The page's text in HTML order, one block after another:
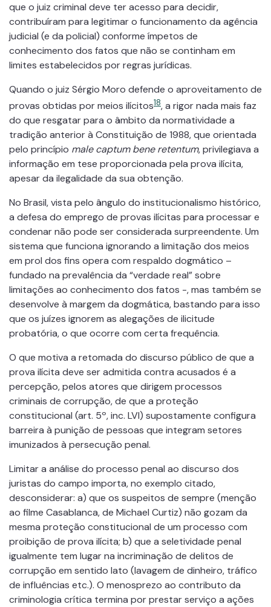
que o juiz criminal deve ter acesso para decidir,
contribuíram para legitimar o funcionamento da agência
judicial (e da policial) conforme ímpetos de
conhecimento dos fatos que não se continham em
limites estabelecidos por regras jurídicas.
Quando o juiz Sérgio Moro defende o aproveitamento de
provas obtidas por meios ilícitos18, a rigor nada mais faz
do que resgatar para o âmbito da normatividade a
tradição anterior à Constituição de 1988, que orientada
pelo princípio male captum bene retentum, privilegiava a
informação em tese proporcionada pela prova ilícita,
apesar da ilegalidade da sua obtenção.
No Brasil, vista pelo ângulo do institucionalismo histórico,
a defesa do emprego de provas ilícitas para processar e
condenar não pode ser considerada surpreendente. Um
sistema que funciona ignorando a limitação dos meios
em prol dos fins opera com respaldo dogmático –
fundado na prevalência da “verdade real” sobre
limitações ao conhecimento dos fatos -, mas também se
desenvolve à margem da dogmática, bastando para isso
que os juízes ignorem as alegações de ilicitude
probatória, o que ocorre com certa frequência.
O que motiva a retomada do discurso público de que a
prova ilícita deve ser admitida contra acusados é a
percepção, pelos atores que dirigem processos
criminais de corrupção, de que a proteção
constitucional (art. 5º, inc. LVI) supostamente configura
barreira à punição de pessoas que integram setores
imunizados à persecução penal.
Limitar a análise do processo penal ao discurso dos
juristas do campo importa, no exemplo citado,
desconsiderar: a) que os suspeitos de sempre (menção
ao filme Casablanca, de Michael Curtiz) não gozam da
mesma proteção constitucional de um processo com
proibição de prova ilícita; b) que a seletividade penal
igualmente tem lugar na incriminação de delitos de
corrupção em sentido lato (lavagem de dinheiro, tráfico
de influências etc.). O menosprezo ao contributo da
criminologia crítica termina por prestar serviço a ações